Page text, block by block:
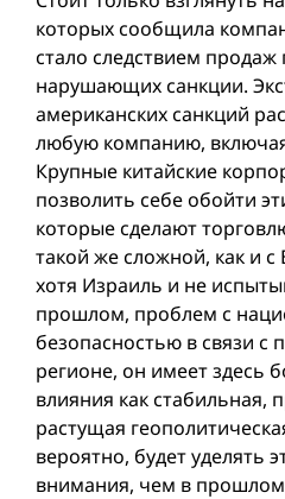
которых сообщила
стало следствием
нарушающих санкции.
американских санкций
любую компанию,
Крупные китайские
позволить себе обойти
которые сделают
такой же сложной, как и
хотя Израиль и не
прошлом, проблем с
безопасностью в связи с
регионе, он имеет здесь
влияния как стабильная,
растущая
вероятно, будет уделять
внимания, чем в